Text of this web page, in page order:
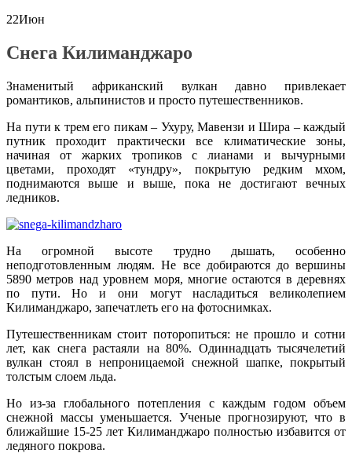
22Июн
Снега Килиманджаро
Знаменитый африканский вулкан давно привлекает
романтиков, альпинистов и просто путешественников.
На пути к трем его пикам – Ухуру, Мавензи и Шира – каждый
путник проходит практически все климатические зоны,
начиная от жарких тропиков с лианами и вычурными
цветами, проходят «тундру», покрытую редким мхом,
поднимаются выше и выше, пока не достигают вечных
ледников.
На огромной высоте трудно дышать, особенно
неподготовленным людям. Не все добираются до вершины
5890 метров над уровнем моря, многие остаются в деревнях
по пути. Но и они могут насладиться великолепием
Килиманджаро, запечатлеть его на фотоснимках.
Путешественникам стоит поторопиться: не прошло и сотни
лет, как снега растаяли на 80%. Одиннадцать тысячелетий
вулкан стоял в непроницаемой снежной шапке, покрытый
толстым слоем льда.
Но из-за глобального потепления с каждым годом объем
снежной массы уменьшается. Ученые прогнозируют, что в
ближайшие 15-25 лет Килиманджаро полностью избавится от
ледяного покрова.